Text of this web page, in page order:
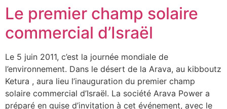
Le premier champ solaire
commercial d’Israël
Le 5 juin 2011, c’est la journée mondiale de
l’environnement. Dans le désert de la Arava, au kibboutz
Ketura , aura lieu l’inauguration du premier champ
solaire commercial d’Israël. La société Arava Power a
préparé en guise d’invitation à cet événement, avec le